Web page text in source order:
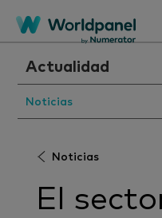
Actualidad
Noticias
Noticias
El